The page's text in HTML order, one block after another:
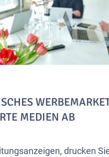
MEDIEN AB
drucken